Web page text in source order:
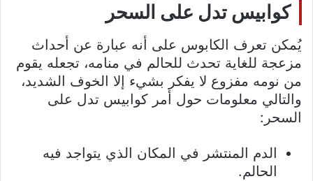
كوابيس تدل على السحر
يُمكن تعرف الكابوس على أنه عبارة عن أحداث
مزعجة للغاية تحدث للحالم في منامه، تجعله يقوم
من نومه مفزوع لا يفكر بشيء إلا الخوف الشديد،
والتالي معلومات حول أمر كوابيس تدل على
السحر:
الدم المنتشر في المكان الذي يتواجد فيه
الحالم.